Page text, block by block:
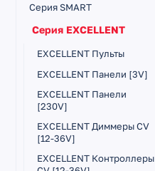
Серия SMART
Серия EXCELLENT
EXCELLENT Пульты
EXCELLENT Панели [3V]
EXCELLENT Панели
[230V]
EXCELLENT Диммеры CV
[12-36V]
EXCELLENT Контроллеры